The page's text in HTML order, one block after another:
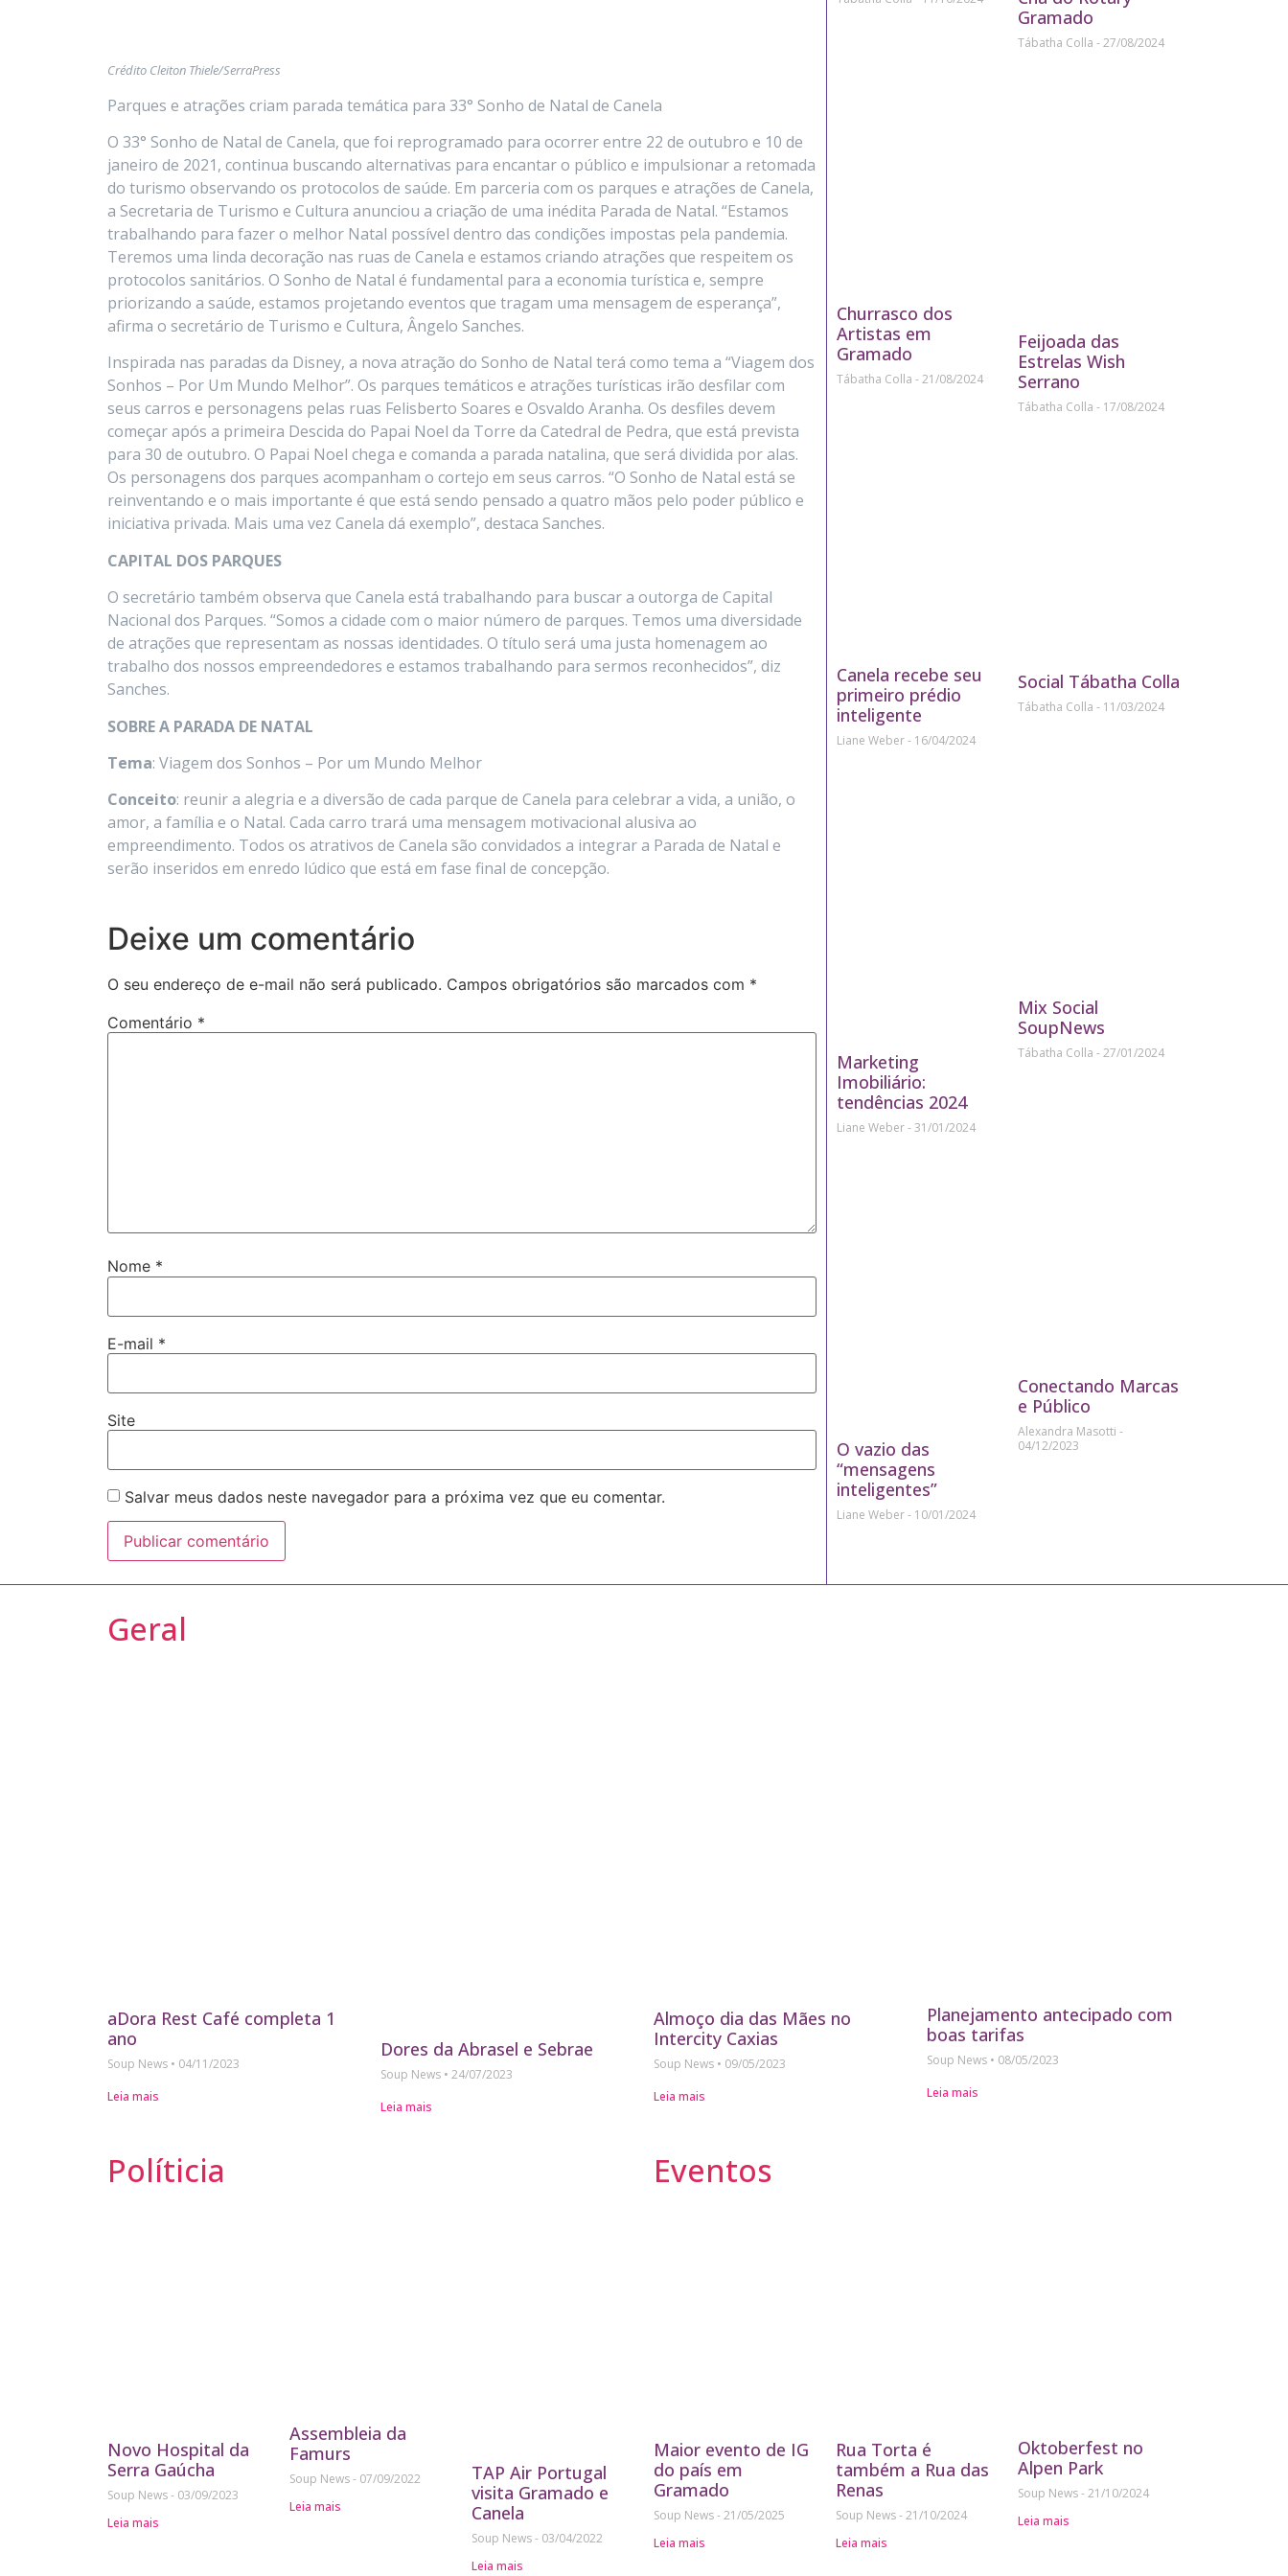
Crédito Cleiton Thiele/SerraPress
Parques e atrações criam parada temática para 33° Sonho de Natal de Canela
O 33° Sonho de Natal de Canela, que foi reprogramado para ocorrer entre 22 de outubro e 10 de
janeiro de 2021, continua buscando alternativas para encantar o público e impulsionar a retomada
do turismo observando os protocolos de saúde. Em parceria com os parques e atrações de Canela,
a Secretaria de Turismo e Cultura anunciou a criação de uma inédita Parada de Natal. “Estamos
trabalhando para fazer o melhor Natal possível dentro das condições impostas pela pandemia.
Teremos uma linda decoração nas ruas de Canela e estamos criando atrações que respeitem os
protocolos sanitários. O Sonho de Natal é fundamental para a economia turística e, sempre
priorizando a saúde, estamos projetando eventos que tragam uma mensagem de esperança”,
afirma o secretário de Turismo e Cultura, Ângelo Sanches.
Inspirada nas paradas da Disney, a nova atração do Sonho de Natal terá como tema a “Viagem dos
Sonhos – Por Um Mundo Melhor”. Os parques temáticos e atrações turísticas irão desfilar com
seus carros e personagens pelas ruas Felisberto Soares e Osvaldo Aranha. Os desfiles devem
começar após a primeira Descida do Papai Noel da Torre da Catedral de Pedra, que está prevista
para 30 de outubro. O Papai Noel chega e comanda a parada natalina, que será dividida por alas.
Os personagens dos parques acompanham o cortejo em seus carros. “O Sonho de Natal está se
reinventando e o mais importante é que está sendo pensado a quatro mãos pelo poder público e
iniciativa privada. Mais uma vez Canela dá exemplo”, destaca Sanches.
CAPITAL DOS PARQUES
O secretário também observa que Canela está trabalhando para buscar a outorga de Capital
Nacional dos Parques. “Somos a cidade com o maior número de parques. Temos uma diversidade
de atrações que representam as nossas identidades. O título será uma justa homenagem ao
trabalho dos nossos empreendedores e estamos trabalhando para sermos reconhecidos”, diz
Sanches.
SOBRE A PARADA DE NATAL
Tema: Viagem dos Sonhos – Por um Mundo Melhor
Conceito: reunir a alegria e a diversão de cada parque de Canela para celebrar a vida, a união, o
amor, a família e o Natal. Cada carro trará uma mensagem motivacional alusiva ao
empreendimento. Todos os atrativos de Canela são convidados a integrar a Parada de Natal e
serão inseridos em enredo lúdico que está em fase final de concepção.
Deixe um comentário
O seu endereço de e-mail não será publicado. Campos obrigatórios são marcados com *
Comentário *
Nome *
E-mail *
Site
Salvar meus dados neste navegador para a próxima vez que eu comentar.
Gramado
Tábatha Colla 27/08/2024
Churrasco dos
Artistas em
Gramado
Tábatha Colla 21/08/2024
Feijoada das
Estrelas Wish
Serrano
Tábatha Colla 17/08/2024
Canela recebe seu
primeiro prédio
inteligente
Liane Weber 16/04/2024
Social Tábatha Colla
Tábatha Colla 11/03/2024
Marketing
Imobiliário:
tendências 2024
Liane Weber 31/01/2024
Mix Social
SoupNews
Tábatha Colla 27/01/2024
O vazio das
“mensagens
inteligentes”
Liane Weber 10/01/2024
Conectando Marcas
e Público
Alexandra Masotti
04/12/2023
Geral
aDora Rest Café completa 1
ano
Soup News
04/11/2023
Leia mais
Dores da Abrasel e Sebrae
Soup News
24/07/2023
Leia mais
Almoço dia das Mães no
Intercity Caxias
Soup News
09/05/2023
Leia mais
Planejamento antecipado com
boas tarifas
Soup News
08/05/2023
Leia mais
Políticia
Novo Hospital da
Serra Gaúcha
Soup News
03/09/2023
Leia mais
Assembleia da
Famurs
Soup News
07/09/2022
Leia mais
TAP Air Portugal
visita Gramado e
Canela
Soup News
03/04/2022
Leia mais
Eventos
Maior evento de IG
do país em
Gramado
Soup News 21/05/2025
Leia mais
Rua Torta é
também a Rua das
Renas
Soup News 21/10/2024
Leia mais
Oktoberfest no
Alpen Park
Soup News 21/10/2024
Leia mais